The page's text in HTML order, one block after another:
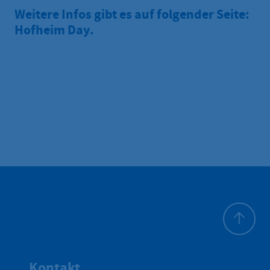
Weitere Infos gibt es auf folgender Seite:
Hofheim Day.